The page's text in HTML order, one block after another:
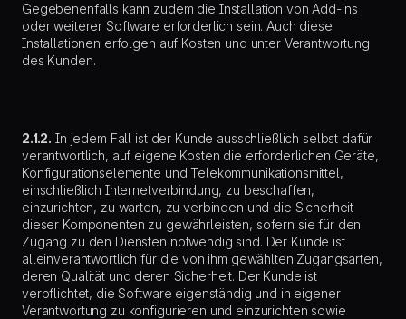
Gegebenenfalls kann zudem die Installation von Add-ins
oder weiterer Software erforderlich sein. Auch diese
Installationen erfolgen auf Kosten und unter Verantwortung
des Kunden.
2.1.2. In jedem Fall ist der Kunde ausschließlich selbst dafür
verantwortlich, auf eigene Kosten die erforderlichen Geräte,
Konfigurationselemente und Telekommunikationsmittel,
einschließlich Internetverbindung, zu beschaffen,
einzurichten, zu warten, zu verbinden und die Sicherheit
dieser Komponenten zu gewährleisten, sofern sie für den
Zugang zu den Diensten notwendig sind. Der Kunde ist
alleinverantwortlich für die von ihm gewählten Zugangsarten,
deren Qualität und deren Sicherheit. Der Kunde ist
verpflichtet, die Software eigenständig und in eigener
Verantwortung zu konfigurieren und einzurichten sowie